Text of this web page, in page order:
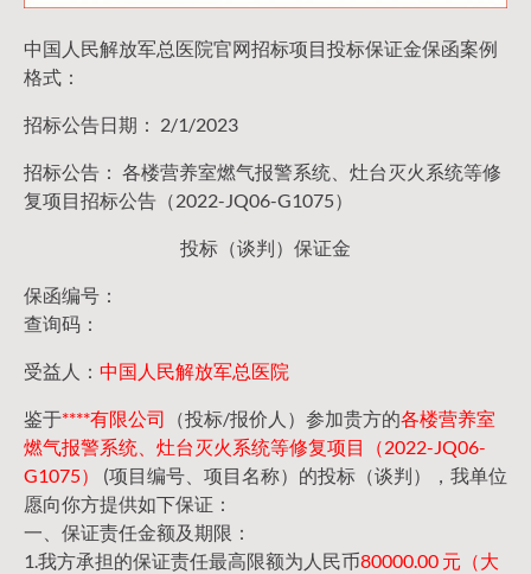
中国人民解放军总医院官网招标项目投标保证金保函案例
格式：
招标公告日期： 2/1/2023
招标公告： 各楼营养室燃气报警系统、灶台灭火系统等修
复项目招标公告（2022-JQ06-G1075）
投标（谈判）保证金
保函编号：
查询码：
受益人： 中国人民解放军总医院
鉴于****有限公司 （投标/报价人）参加贵方的各楼营养室
燃气报警系统、灶台灭火系统等修复项目（2022-JQ06-
G1075）
(项目编号、项目名称）的投标（谈判），我单位
愿向你方提供如下保证：
一、保证责任金额及期限：
1.我方承担的保证责任最高限额为人民币80000.00 元（大